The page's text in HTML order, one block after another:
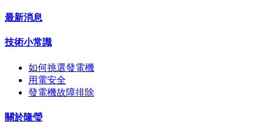
最新消息
技術小常識
如何挑選發電機
用電安全
發電機故障排除
關於隆瑩